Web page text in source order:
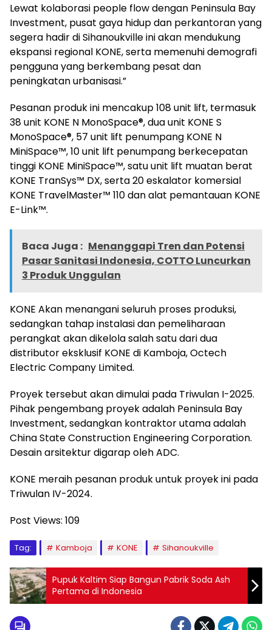
Lewat kolaborasi people flow dengan Peninsula Bay
Investment, pusat gaya hidup dan perkantoran yang
segera hadir di Sihanoukville ini akan mendukung
ekspansi regional KONE, serta memenuhi demografi
pengguna yang berkembang pesat dan
peningkatan urbanisasi.”
Pesanan produk ini mencakup 108 unit lift, termasuk
38 unit KONE N MonoSpace®, dua unit KONE S
MonoSpace®, 57 unit lift penumpang KONE N
MiniSpace™, 10 unit lift penumpang berkecepatan
tinggi KONE MiniSpace™, satu unit lift muatan berat
KONE TranSys™ DX, serta 20 eskalator komersial
KONE TravelMaster™ 110 dan alat pemantauan KONE
E-Link™.
Baca Juga : Menanggapi Tren dan Potensi
Pasar Sanitasi Indonesia, COTTO Luncurkan
3 Produk Unggulan
KONE Akan menangani seluruh proses produksi,
sedangkan tahap instalasi dan pemeliharaan
perangkat akan dikelola salah satu dari dua
distributor eksklusif KONE di Kamboja, Octech
Electric Company Limited.
Proyek tersebut akan dimulai pada Triwulan I-2025.
Pihak pengembang proyek adalah Peninsula Bay
Investment, sedangkan kontraktor utama adalah
China State Construction Engineering Corporation.
Desain arsitektur digarap oleh ADC.
KONE meraih pesanan produk untuk proyek ini pada
Triwulan IV-2024.
Post Views: 109
Tag: Kamboja KONE Sihanoukville
Pupuk Kaltim Siap Bangun Pabrik Soda Ash
Pertama di Indonesia